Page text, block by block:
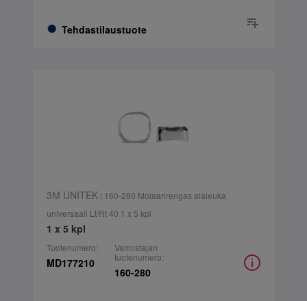
Tehdastilaustuote
3M UNITEK| 160-280 Molaarirengas alaleuka
universaali Lt/Rt 40 1 x 5 kpl
1 x 5 kpl
Tuotenumero:
MD177210
Valmistajan
tuotenumero:
160-280